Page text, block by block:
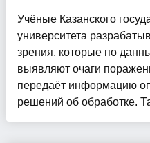
Учёные Казанского
университета
зрения, которые по
выявляют очаги
передаёт информацию
решений об обработке.